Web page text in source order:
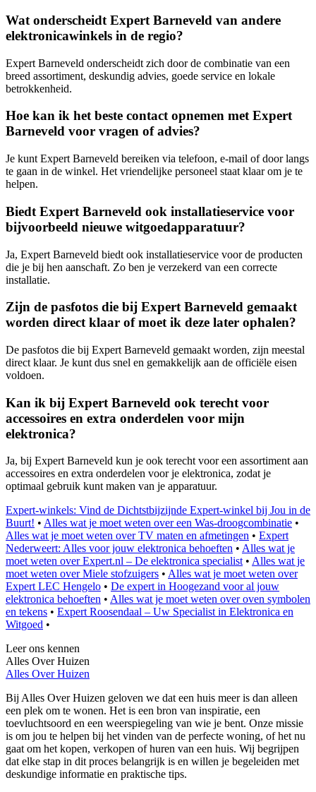
Wat onderscheidt Expert Barneveld van andere
elektronicawinkels in de regio?
Expert Barneveld onderscheidt zich door de combinatie van een
breed assortiment, deskundig advies, goede service en lokale
betrokkenheid.
Hoe kan ik het beste contact opnemen met Expert
Barneveld voor vragen of advies?
Je kunt Expert Barneveld bereiken via telefoon, e-mail of door langs
te gaan in de winkel. Het vriendelijke personeel staat klaar om je te
helpen.
Biedt Expert Barneveld ook installatieservice voor
bijvoorbeeld nieuwe witgoedapparatuur?
Ja, Expert Barneveld biedt ook installatieservice voor de producten
die je bij hen aanschaft. Zo ben je verzekerd van een correcte
installatie.
Zijn de pasfotos die bij Expert Barneveld gemaakt
worden direct klaar of moet ik deze later ophalen?
De pasfotos die bij Expert Barneveld gemaakt worden, zijn meestal
direct klaar. Je kunt dus snel en gemakkelijk aan de officiële eisen
voldoen.
Kan ik bij Expert Barneveld ook terecht voor
accessoires en extra onderdelen voor mijn
elektronica?
Ja, bij Expert Barneveld kun je ook terecht voor een assortiment aan
accessoires en extra onderdelen voor je elektronica, zodat je
optimaal gebruik kunt maken van je apparatuur.
Expert-winkels: Vind de Dichtstbijzijnde Expert-winkel bij Jou in de
Buurt! • Alles wat je moet weten over een Was-droogcombinatie •
Alles wat je moet weten over TV maten en afmetingen • Expert
Nederweert: Alles voor jouw elektronica behoeften • Alles wat je
moet weten over Expert.nl – De elektronica specialist• Alles wat je
moet weten over Miele stofzuigers • Alles wat je moet weten over
Expert LEC Hengelo • De expert in Hoogezand voor al jouw
elektronica behoeften • Alles wat je moet weten over oven symbolen
en tekens • Expert Roosendaal – Uw Specialist in Elektronica en
Witgoed •
Leer ons kennen
Alles Over Huizen
Alles Over Huizen
Bij Alles Over Huizen geloven we dat een huis meer is dan alleen
een plek om te wonen. Het is een bron van inspiratie, een
toevluchtsoord en een weerspiegeling van wie je bent. Onze missie
is om jou te helpen bij het vinden van de perfecte woning, of het nu
gaat om het kopen, verkopen of huren van een huis. Wij begrijpen
dat elke stap in dit proces belangrijk is en willen je begeleiden met
deskundige informatie en praktische tips.